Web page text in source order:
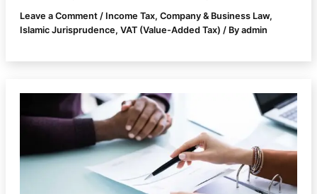
Leave a Comment / Income Tax, Company & Business Law,
Islamic Jurisprudence, VAT (Value-Added Tax) / By admin